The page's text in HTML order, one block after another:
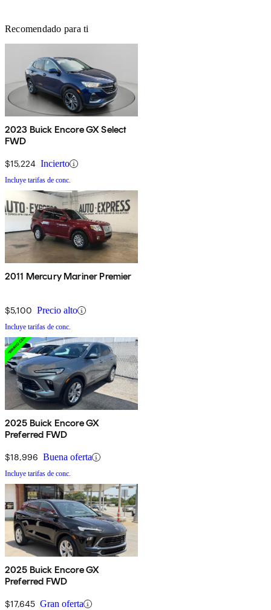
Recomendado para ti
2023 Buick Encore GX Select
FWD
$15,224 Incierto
Incluye tarifas de conc.
2011 Mercury Mariner Premier
$5,100 Precio alto
Incluye tarifas de conc.
2025 Buick Encore GX
Preferred FWD
$18,996 Buena oferta
Incluye tarifas de conc.
2025 Buick Encore GX
Preferred FWD
$17,645 Gran oferta